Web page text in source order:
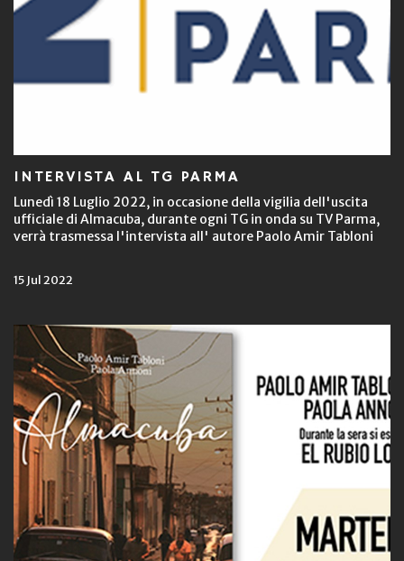
INTERVISTA AL TG PARMA
Lunedì 18 Luglio 2022, in occasione della vigilia dell'uscita
ufficiale di Almacuba, durante ogni TG in onda su TV Parma,
verrà trasmessa l'intervista all' autore Paolo Amir Tabloni
15 Jul 2022